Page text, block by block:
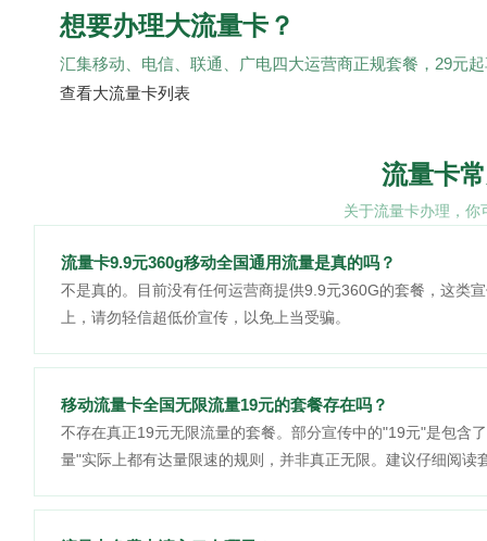
想要办理大流量卡？
汇集移动、电信、联通、广电四大运营商正规套餐，29元
查看大流量卡列表
流量卡
关于流量卡办理，你
流量卡9.9元360g移动全国通用流量是真的吗？
不是真的。目前没有任何运营商提供9.9元360G的套餐，这类
上，请勿轻信超低价宣传，以免上当受骗。
移动流量卡全国无限流量19元的套餐存在吗？
不存在真正19元无限流量的套餐。部分宣传中的"19元"是包含
量"实际上都有达量限速的规则，并非真正无限。建议仔细阅读